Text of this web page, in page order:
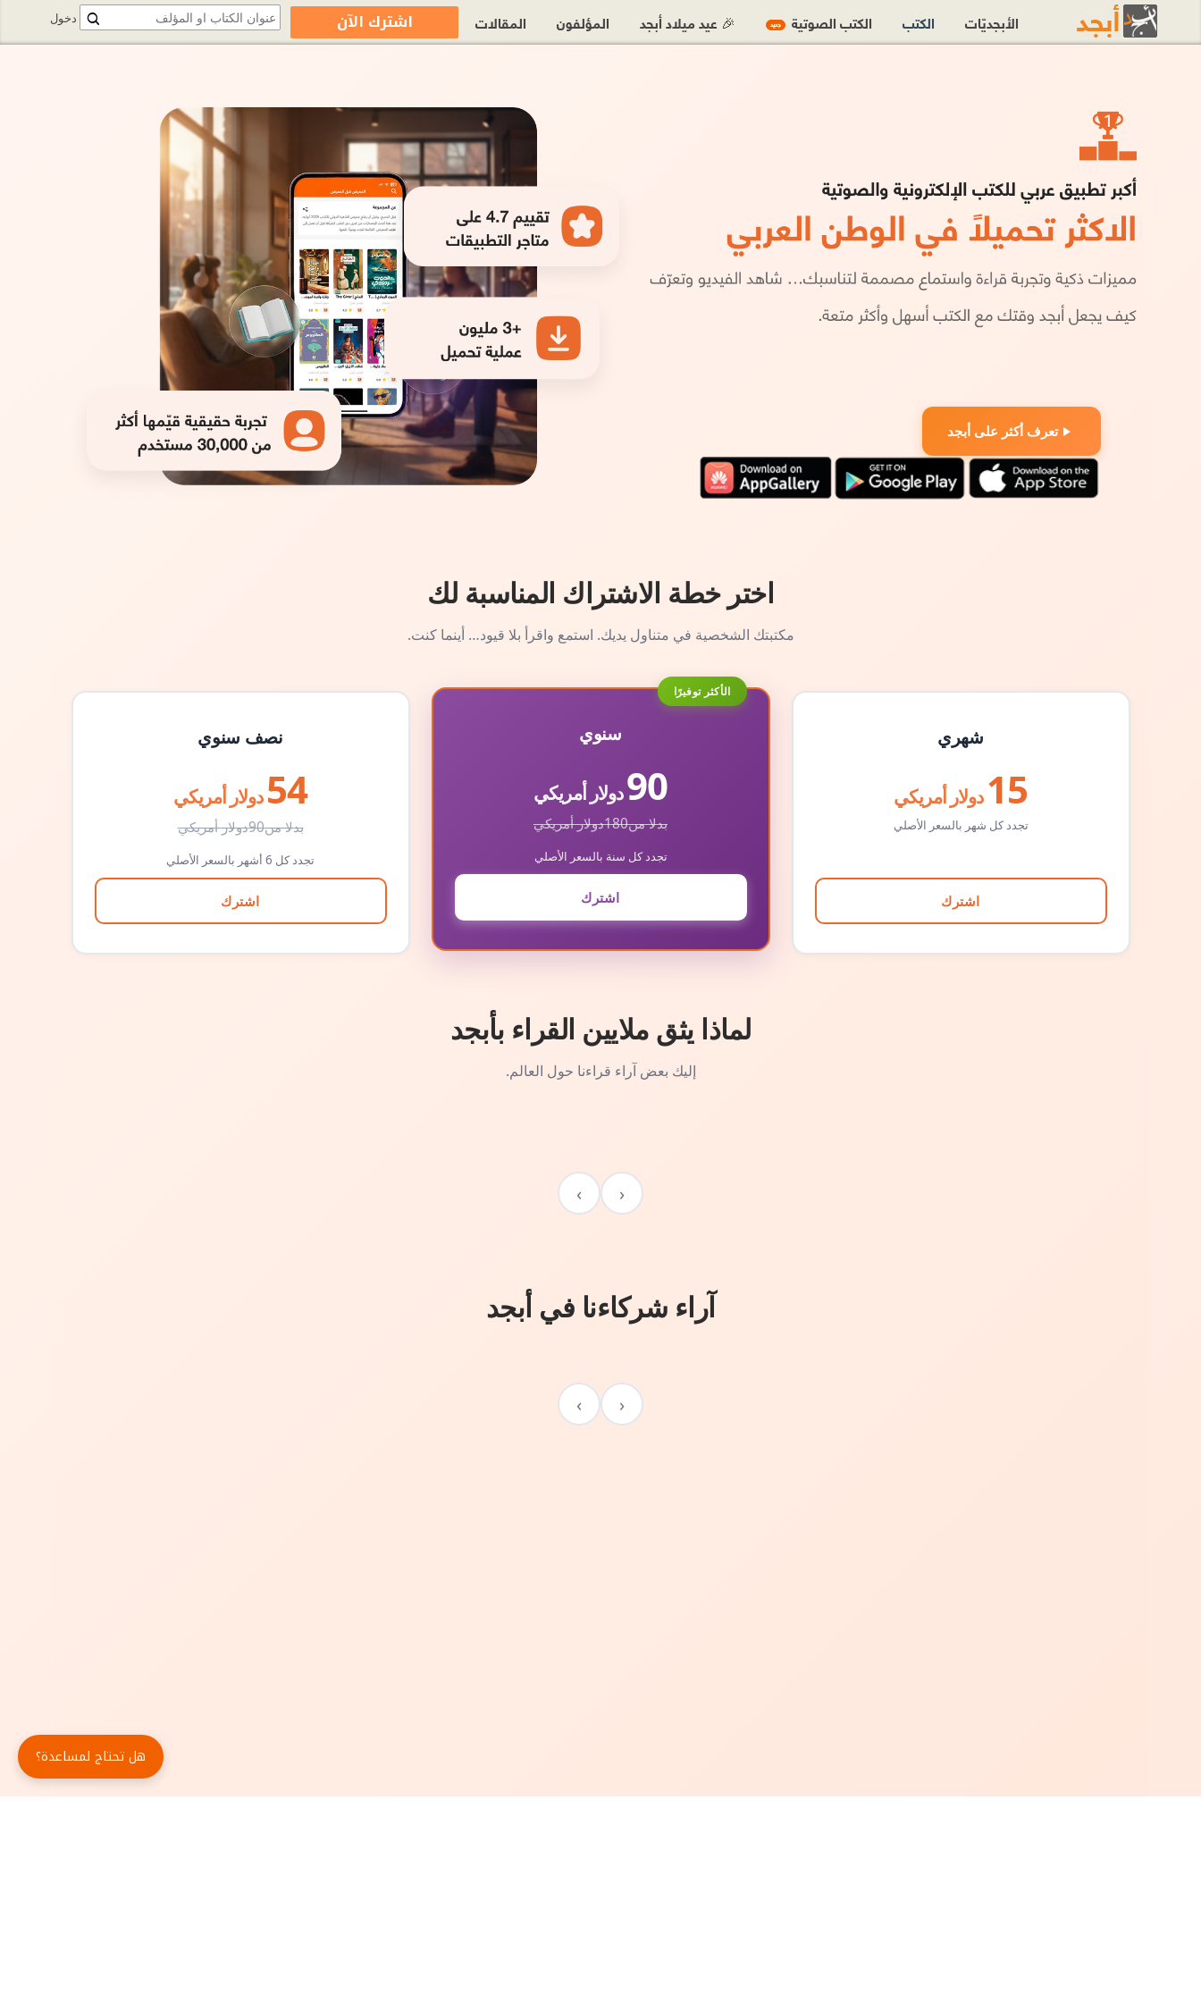
تعرف أكثر على أبجد
اختر خطة الاشتراك المناسبة لك
مكتبتك الشخصية في متناول يديك. استمع واقرأ بلا قيود… أينما كنت.
شهري
15 دولار أمريكي
تجدد كل شهر بالسعر الأصلي
اشترك
الأكثر توفيرًا
سنوي
90دولار أمريكي
بدلا من180دولار أمريكي
تجدد كل سنة بالسعر الأصلي
اشترك
نصف سنوي
54 دولار أمريكي
بدلا من90دولار أمريكي
تجدد كل 6 أشهر بالسعر الأصلي
اشترك
لماذا يثق ملايين القراء بأبجد
إليك بعض آراء قراءنا حول العالم.
‹
›
آراء شركاءنا في أبجد
‹
›
دخول الأبجديّات الكتب الكتب الصوتية جديد 🎉 عيد ميلاد أبجد المؤلفون المقالات اشترك الآن
هل تحتاج لمساعدة؟